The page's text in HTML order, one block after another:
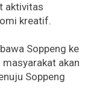
aktivitas
kreatif.
Soppeng ke
akan
Soppeng